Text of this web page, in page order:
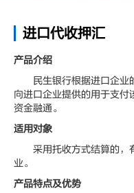
进口代收押汇
产品介绍
民生银行根据进口企业的
向进口企业提供的用于支付
资金融通。
适用对象
采用托收方式结算的，
业。
产品特点及优势